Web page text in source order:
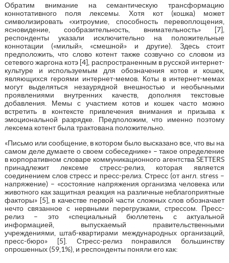
Обратим внимание на семантическую трансформацию
коннотативного поля лексемы. Хотя кот (кошка) может
символизировать «хитроумие, способность перевоплощения,
ясновидение, сообразительность, внимательность» [7],
респонденты указали исключительно на положительные
коннотации («милый», «смешной» и другие). Здесь стоит
предположить, что слово котент также созвучно со словом из
сетевого жаргона котэ [4], распространенным в русской интернет-
культуре и используемым для обозначения котов и кошек,
являющихся героями интернет-мемов. Коты в интернет-мемах
могут выделяться незаурядной внешностью и необычными
проявлениями внутренних качеств, дополняя текстовые
добавления. Мемы с участием котов и кошек часто можно
встретить в контексте привлечения внимания и призыва к
эмоциональной разрядке. Предположим, что именно поэтому
лексема котент была трактована положительно.
«Письмо или сообщение, в котором было высказано все, что вы на
самом деле думаете о своем собеседнике» – такое определение
в корпоративном словаре коммуникационного агентства SETTERS
принадлежит лексеме стресс-релиз, которая является
соединением слов стресс и пресс-релиз. Стресс (от англ. stress –
напряжение) – «состояние напряжения организма человека или
животного как защитная реакция на различные неблагоприятные
факторы» [5], в качестве первой части сложных слов обозначает
нечто связанное с нервными перегрузками, стрессом. Пресс-
релиз – это «специальный бюллетень с актуальной
информацией, выпускаемый правительственными
учреждениями, штаб-квартирами международных организаций,
пресс-бюро» [5]. Стресс-релиз понравился большинству
опрошенных (59,1%), и респонденты поняли его как: